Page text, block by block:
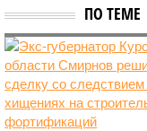
ПО ТЕМЕ